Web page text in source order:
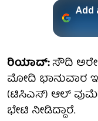
Add
ರಿಯಾದ್:ಸೌದಿ
ಮೋದಿ ಭಾನುವಾರ
(ಟಿಸಿಎಸ್) ಆಲ್
ಭೇಟಿ ನೀಡಿದ್ದಾರೆ.